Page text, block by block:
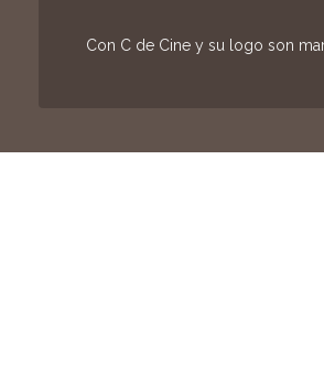
Con C de Cine y su logo son